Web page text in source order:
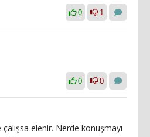
0 1
0 0
elenir. Nerde konuşmayı